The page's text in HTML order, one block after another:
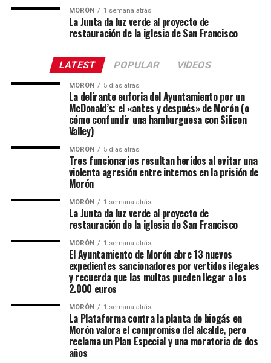
MORÓN 1 semana atrás
La Junta da luz verde al proyecto de
restauración de la iglesia de San Francisco
LATEST POPULAR VIDEOS
MORÓN 5 días atrás
La delirante euforia del Ayuntamiento por un
McDonald’s: el «antes y después» de Morón (o
cómo confundir una hamburguesa con Silicon
Valley)
MORÓN 5 días atrás
Tres funcionarios resultan heridos al evitar una
violenta agresión entre internos en la prisión de
Morón
MORÓN 1 semana atrás
La Junta da luz verde al proyecto de
restauración de la iglesia de San Francisco
MORÓN 1 semana atrás
El Ayuntamiento de Morón abre 13 nuevos
expedientes sancionadores por vertidos ilegales
y recuerda que las multas pueden llegar a los
2.000 euros
MORÓN 1 semana atrás
La Plataforma contra la planta de biogás en
Morón valora el compromiso del alcalde, pero
reclama un Plan Especial y una moratoria de dos
años